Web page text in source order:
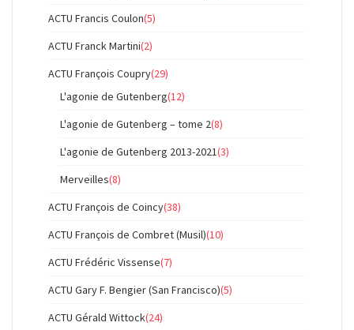
ACTU Francis Coulon(5)
ACTU Franck Martini(2)
ACTU François Coupry(29)
L'agonie de Gutenberg(12)
L'agonie de Gutenberg – tome 2(8)
L'agonie de Gutenberg 2013-2021(3)
Merveilles(8)
ACTU François de Coincy(38)
ACTU François de Combret (Musil)(10)
ACTU Frédéric Vissense(7)
ACTU Gary F. Bengier (San Francisco)(5)
ACTU Gérald Wittock(24)